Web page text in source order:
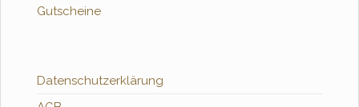
Gutscheine
Datenschutzerklärung